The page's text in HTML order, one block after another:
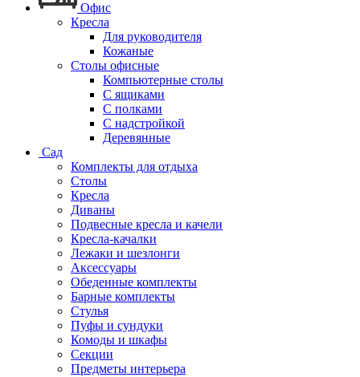
Офис
Кресла
Для руководителя
Кожаные
Столы офисные
Компьютерные столы
С ящиками
С полками
С надстройкой
Деревянные
Сад
Комплекты для отдыха
Столы
Кресла
Диваны
Подвесные кресла и качели
Кресла-качалки
Лежаки и шезлонги
Аксессуары
Обеденные комплекты
Барные комплекты
Стулья
Пуфы и сундуки
Комоды и шкафы
Секции
Предметы интерьера